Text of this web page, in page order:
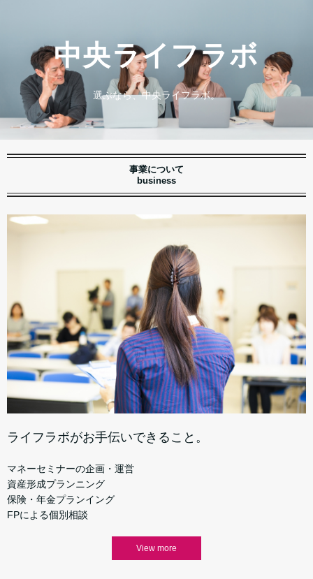
中央ライフラボ
選ぶなら、中央ライフラボ。
事業について
business
ライフラボがお手伝いできること。
マネーセミナーの企画・運営
資産形成プランニング
保険・年金プランイング
FPによる個別相談
View more